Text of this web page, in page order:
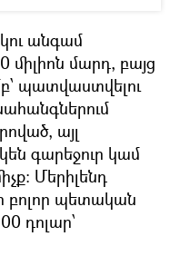
անգամ
մարդ, բայց
պատվաստվելու
այլ
գարեջուր կամ
Մերիլենդ
պետական
դոլար՝